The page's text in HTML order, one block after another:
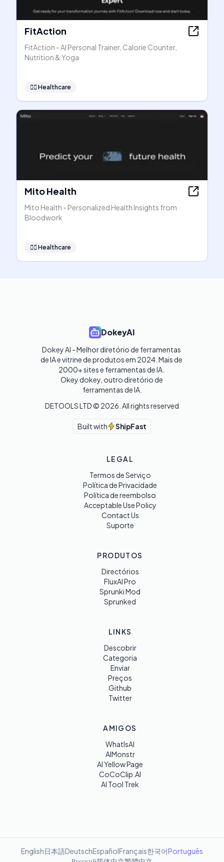
FitAction
FitAction - AI Personal Trainer, Calorie Counter,
Nutrition & Yoga
👩‍⚕️ Healthcare
Mito Health
Mito Health - Personalized Health Insights from
Bloodwork
👩‍⚕️ Healthcare
DokeyAI
Dokey AI - Melhor diretório de ferramentas
de IA e vitrine de produtos em 2024. Mais de
2000+ sites e ferramentas de IA.
Okey dokey, outro diretório de
ferramentas de IA.
DETOOLS LTD © 2026 . All rights reserved
Built with ShipFast
LEGAL
Termos de Serviço
Política de Privacidade
Política de reembolso
Acceptable Use Policy
Contact Us
Suporte
PRODUTOS
Directórios
FluxAI Pro
Sprunki Mod
Sprunked
LINKS
Descobrir
Categoria
Enviar
Preços
Github
Twitter
AMIGOS
WhatIsAI
AIMonstr
AI Yellow Page
CoCoClip.AI
AI Tool Trek
English日本語DeutschEspañolFrançais한국어Português